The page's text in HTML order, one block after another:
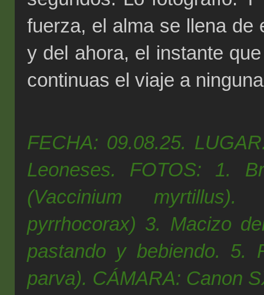
fuerza, el alma se llena
y del ahora, el instante
continuas el viaje a
FECHA: 09.08.25.
Leoneses. FOTOS: 1.
(Vaccinium
pyrrhocorax) 3. Macizo
pastando y bebiendo. 5.
parva). CÁMARA: Canon